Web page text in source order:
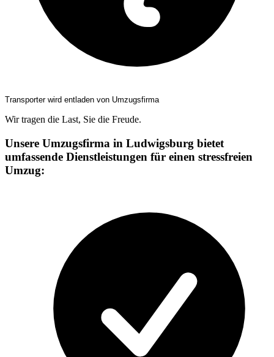
Transporter wird entladen von Umzugsfirma
Wir tragen die Last, Sie die Freude.
Unsere Umzugsfirma in Ludwigsburg bietet
umfassende Dienstleistungen für einen stressfreien
Umzug: